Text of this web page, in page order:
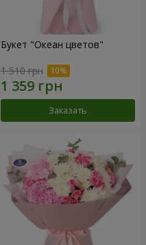
Букет "Океан цветов"
1 510 грн
Заказать